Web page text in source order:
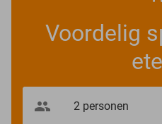
Voordelig